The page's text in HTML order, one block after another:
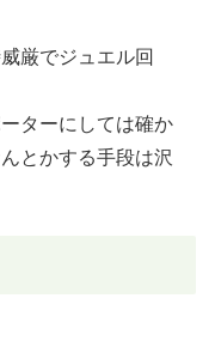
厳でジュエル回
ターにしては確か
とかする手段は沢